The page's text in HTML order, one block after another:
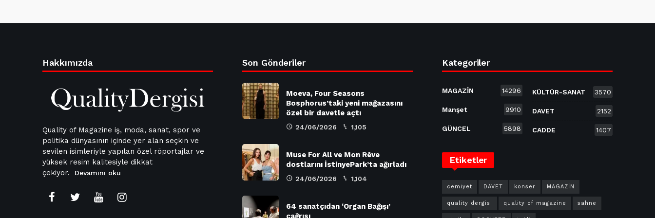
Hakkımızda
Quality of Magazine iş, moda, sanat, spor ve
politika dünyasının içinde yer alan seçkin ve
sevilen isimleriyle yapılan özel röportajlar ve
yüksek resim kalitesiyle dikkat
çekiyor.
Devamını oku
Son Gönderiler
Moeva, Four Seasons
Bosphorus’taki yeni mağazasını
özel bir davetle açtı
24/06/2026 1,105
Muse For All ve Mon Rêve
dostlarını İstinyePark’ta ağırladı
24/06/2026 1,104
64 sanatçıdan ‘Organ Bağışı’
çağrısı
Kategoriler
MAGAZİN 14296
Manşet 9910
GÜNCEL 5898
KÜLTÜR-SANAT 3570
DAVET 2152
CADDE 1407
Etiketler
cemiyet DAVET konser MAGAZİN
quality dergisi quality of magazine sahne